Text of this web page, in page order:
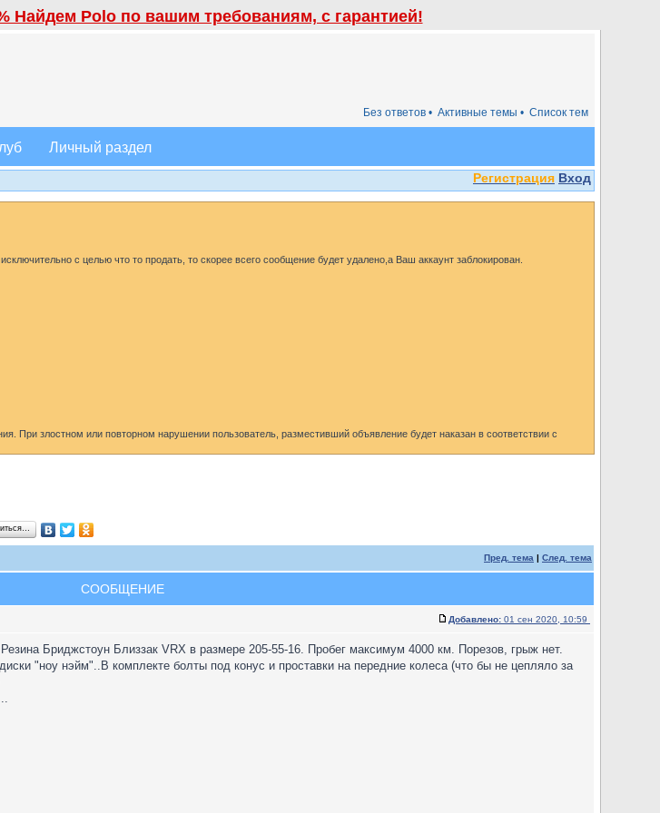
Найдем Polo по вашим требованиям, с гарантией!
Список тем
Активные темы •
Без ответов •
Личный раздел
Регистрация Вход
с целью что то продать, то скорее всего сообщение будет удалено,а Ваш аккаунт заблокирован.
злостном или повторном нарушении пользователь, разместивший объявление будет наказан в соответствии с
Пред. тема | След. тема
СООБЩЕНИЕ
Добавлено: 01 сен 2020, 10:59
Бриджстоун Близзак VRX в размере 205-55-16. Пробег максимум 4000 км. Порезов, грыж нет.
"ноу нэйм"..В комплекте болты под конус и проставки на передние колеса (что бы не цепляло за